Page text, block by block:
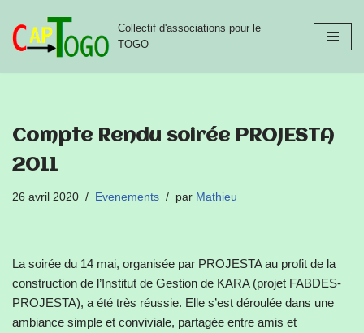
Aller
Collectif d'associations pour le
TOGO
Compte Rendu soirée PROJESTA
2011
26 avril 2020 Evenements par Mathieu
La soirée du 14 mai, organisée par PROJESTA au profit de la
construction de l’Institut de Gestion de KARA (projet FABDES-
PROJESTA), a été très réussie. Elle s’est déroulée dans une
ambiance simple et conviviale, partagée entre amis et